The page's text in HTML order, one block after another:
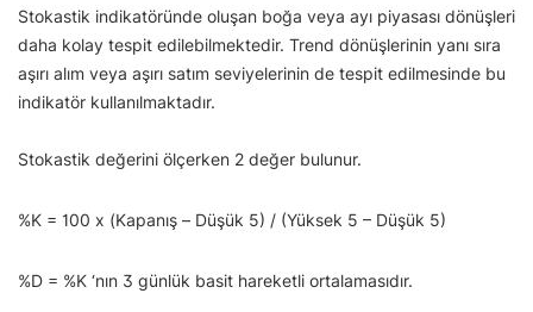
Stokastik indikatöründe oluşan boğa veya ayı piyasası dönüşleri
daha kolay tespit edilebilmektedir. Trend dönüşlerinin yanı sıra
aşırı alım veya aşırı satım seviyelerinin de tespit edilmesinde bu
indikatör kullanılmaktadır.
Stokastik değerini ölçerken 2 değer bulunur.
%K = 100 x (Kapanış – Düşük 5) / (Yüksek 5 – Düşük 5)
%D = %K ‘nın 3 günlük basit hareketli ortalamasıdır.